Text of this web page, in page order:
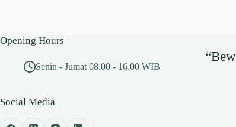
Opening Hours
Senin - Jumat 08.00 - 16.00 WIB
Social Media